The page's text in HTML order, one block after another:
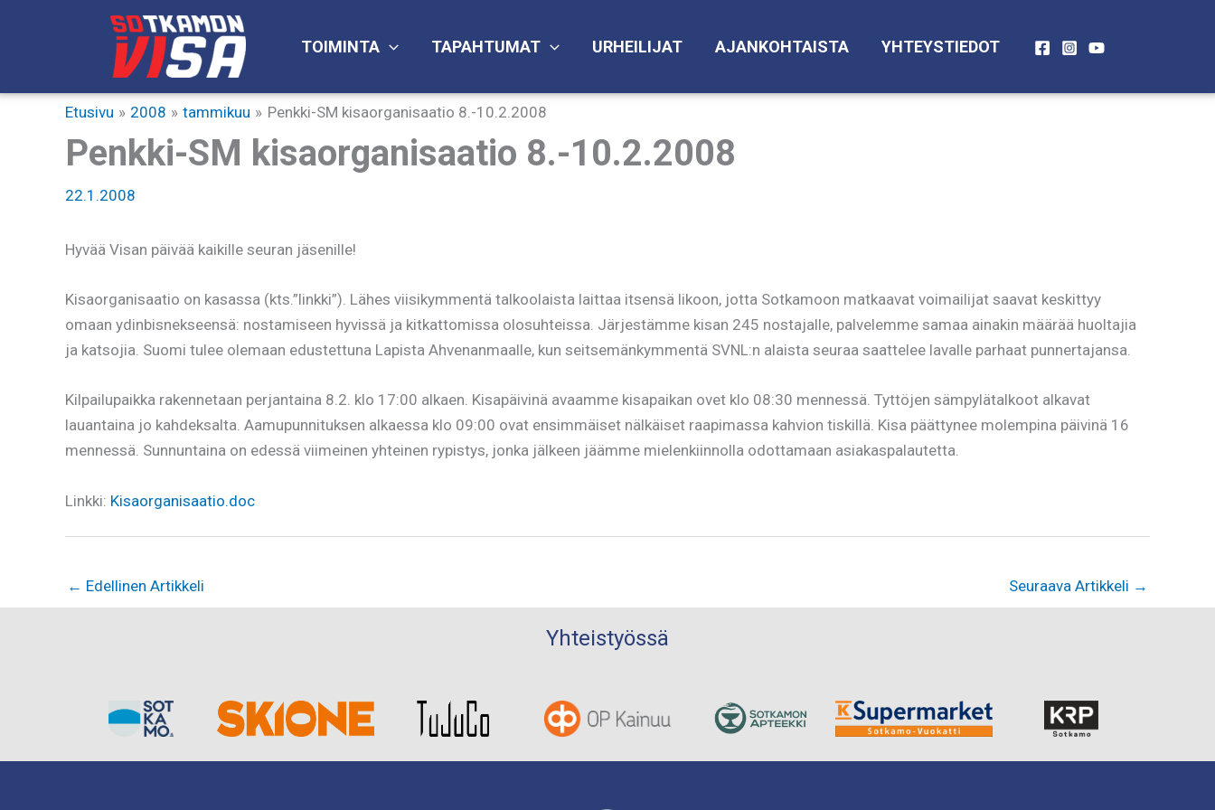
TOIMINTA TAPAHTUMAT URHEILIJAT AJANKOHTAISTA YHTEYSTIEDOT
Etusivu 2008 tammikuu Penkki-SM kisaorganisaatio 8.-10.2.2008
Penkki-SM kisaorganisaatio 8.-10.2.2008
22.1.2008
Hyvää Visan päivää kaikille seuran jäsenille!
Kisaorganisaatio on kasassa (kts.”linkki”). Lähes viisikymmentä talkoolaista laittaa itsensä likoon, jotta Sotkamoon matkaavat voimailijat saavat keskittyy
omaan ydinbisnekseensä: nostamiseen hyvissä ja kitkattomissa olosuhteissa. Järjestämme kisan 245 nostajalle, palvelemme samaa ainakin määrää huoltajia
ja katsojia. Suomi tulee olemaan edustettuna Lapista Ahvenanmaalle, kun seitsemänkymmentä SVNL:n alaista seuraa saattelee lavalle parhaat punnertajansa.
Kilpailupaikka rakennetaan perjantaina 8.2. klo 17:00 alkaen. Kisapäivinä avaamme kisapaikan ovet klo 08:30 mennessä. Tyttöjen sämpylätalkoot alkavat
lauantaina jo kahdeksalta. Aamupunnituksen alkaessa klo 09:00 ovat ensimmäiset nälkäiset raapimassa kahvion tiskillä. Kisa päättynee molempina päivinä 16
mennessä. Sunnuntaina on edessä viimeinen yhteinen rypistys, jonka jälkeen jäämme mielenkiinnolla odottamaan asiakaspalautetta.
Linkki: Kisaorganisaatio.doc
← Edellinen Artikkeli Seuraava Artikkeli →
Yhteistyössä